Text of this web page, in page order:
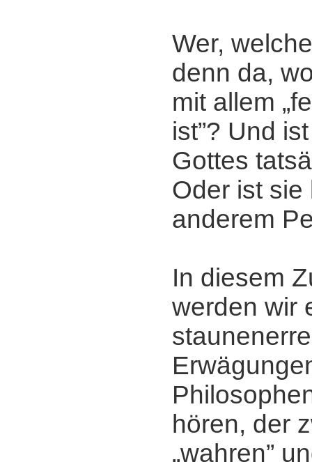
Wer,
denn da,
mit allem
ist”? Und
Gottes
Oder ist sie
anderem
In diesem
werden wir
hören, der
„wahren”